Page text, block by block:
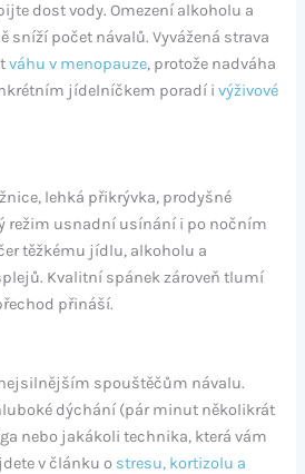
dost vody. Omezení alkoholu a
sníží počet návalů. Vyvážená strava
váhu v menopauze, protože nadváha
jídelníčkem poradí i výživové
lehká přikrývka, prodyšné
režim usnadní usínání i po nočním
těžkému jídlu, alkoholu a
Kvalitní spánek zároveň tlumí
přináší.
spouštěčům návalu.
dýchání (pár minut několikrát
nebo jakákoli technika, která vám
v článku o stresu, kortizolu a